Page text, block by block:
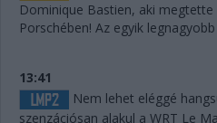
Dominique Bastien, aki
Porschében! Az egyik
13:41
Nem lehet eléggé
szenzációsan alakul a WRT Le